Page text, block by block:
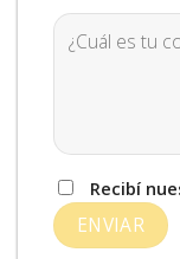
Recibí